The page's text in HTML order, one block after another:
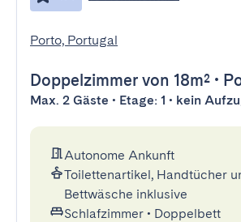
Porto, Portugal
Doppelzimmer von 18m² •
Max. 2 Gäste • Etage: 1 • kein
Autonome Ankunft
Toilettenartikel, Handtücher
Bettwäsche inklusive
Schlafzimmer • Doppelbett